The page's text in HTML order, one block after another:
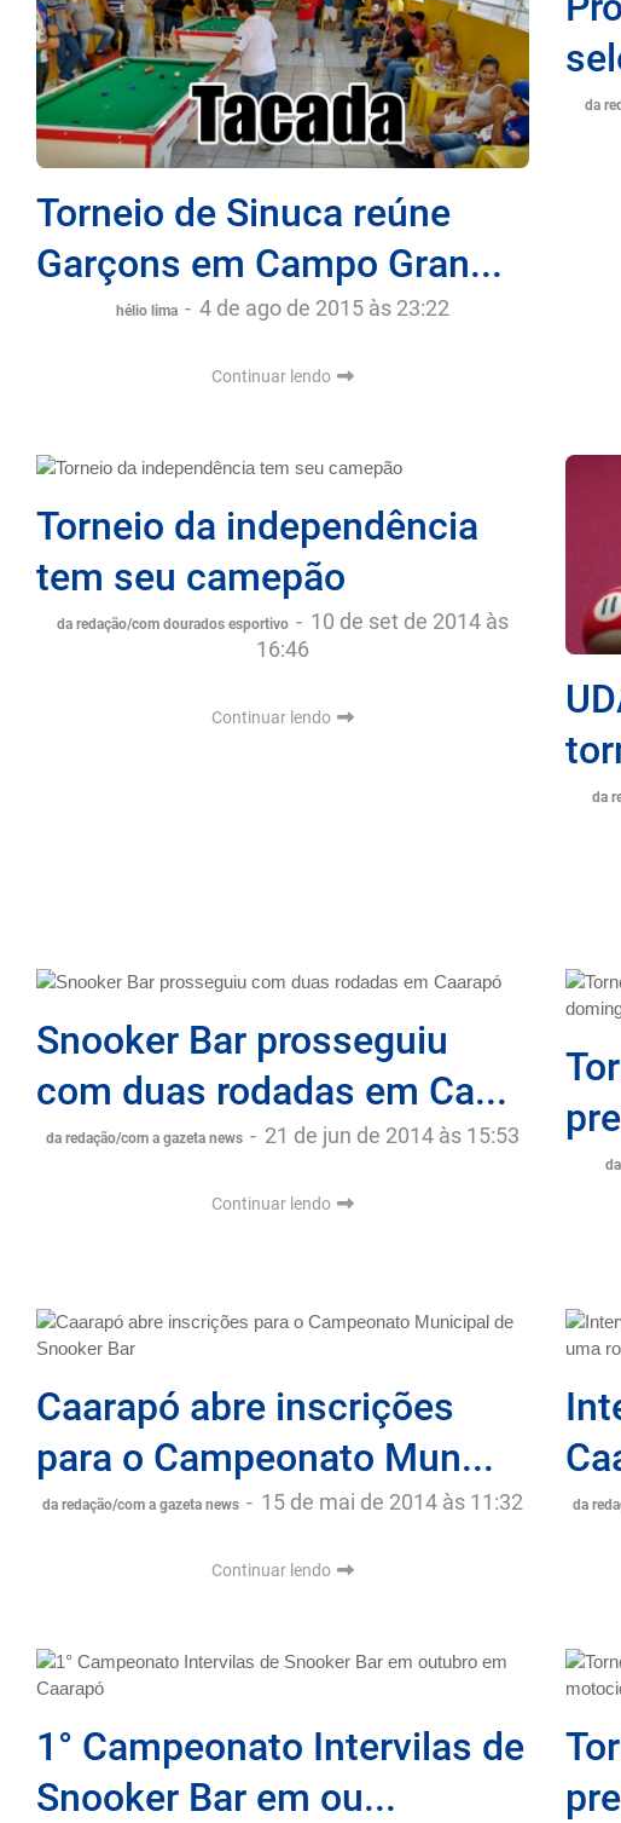
Torneio de Sinuca reúne
Garçons em Campo Gran...
hélio lima - 4 de ago de 2015 às 23:22
Continuar lendo
da
Torneio da independência
tem seu camepão
da redação/com dourados esportivo - 10 de set de 2014 às
16:46
Continuar lendo
da
Snooker Bar prosseguiu
com duas rodadas em Ca...
da redação/com a gazeta news - 21 de jun de 2014 às 15:53
Continuar lendo
Caarapó abre inscrições
para o Campeonato Mun...
da redação/com a gazeta news - 15 de mai de 2014 às 11:32
Continuar lendo
da
1° Campeonato Intervilas de
Snooker Bar em ou...